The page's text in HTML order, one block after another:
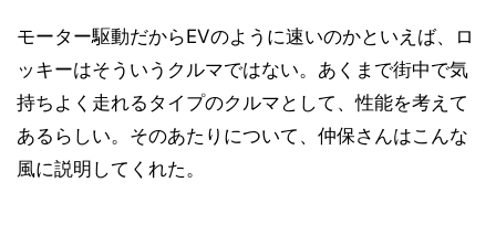
モーター駆動だからEVのように速いのかといえば、ロ
ッキーはそういうクルマではない。あくまで街中で気
持ちよく走れるタイプのクルマとして、性能を考えて
あるらしい。そのあたりについて、仲保さんはこんな
風に説明してくれた。